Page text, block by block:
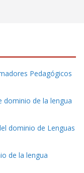
Pedagógicos
dominio de la lengua
dominio de Lenguas
de la lengua